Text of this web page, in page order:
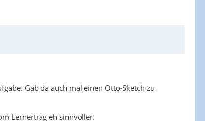
Gab da auch mal einen Otto-Sketch zu
Lernertrag eh sinnvoller.